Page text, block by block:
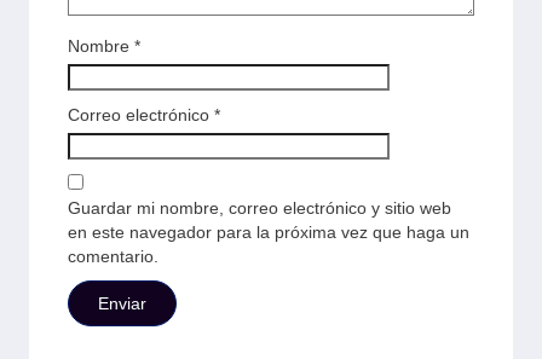
Nombre *
Correo electrónico *
Guardar mi nombre, correo electrónico y sitio web
en este navegador para la próxima vez que haga un
comentario.